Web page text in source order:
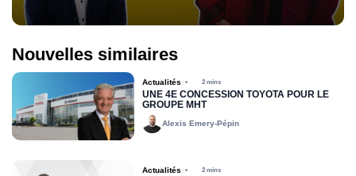
Nouvelles similaires
Actualités 2 mins
UNE 4E CONCESSION TOYOTA POUR LE
GROUPE MHT
Alexis Emery-Pépin
Actualités 2 mins